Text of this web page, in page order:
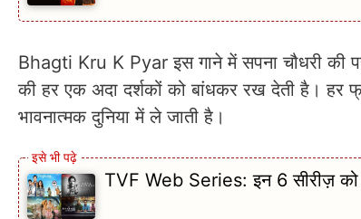
Bhagti Kru K Pyar इस गाने में सपना चौधरी की
की हर एक अदा दर्शकों को बांधकर रख देती है। हर
भावनात्मक दुनिया में ले जाती है।
TVF Web Series: इन 6 सीरीज़